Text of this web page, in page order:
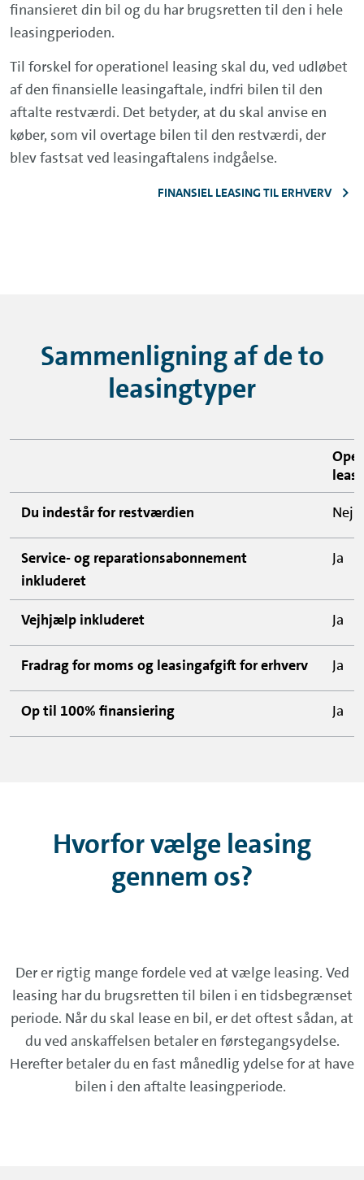
finansieret din bil og du har brugsretten til den i hele
leasingperioden.
Til forskel for operationel leasing skal du, ved udløbet
af den finansielle leasingaftale, indfri bilen til den
aftalte restværdi. Det betyder, at du skal anvise en
køber, som vil overtage bilen til den restværdi, der
blev fastsat ved leasingaftalens indgåelse.
FINANSIEL LEASING TIL ERHVERV
Sammenligning af de to
leasingtyper
Du indestår for restværdien
Nej
Service- og reparationsabonnement
inkluderet
Ja
Vejhjælp inkluderet Ja
Fradrag for moms og leasingafgift for erhverv Ja
Op til 100% finansiering Ja
Hvorfor vælge leasing
gennem os?
Der er rigtig mange fordele ved at vælge leasing. Ved
leasing har du brugsretten til bilen i en tidsbegrænset
periode. Når du skal lease en bil, er det oftest sådan, at
du ved anskaffelsen betaler en førstegangsydelse.
Herefter betaler du en fast månedlig ydelse for at have
bilen i den aftalte leasingperiode.